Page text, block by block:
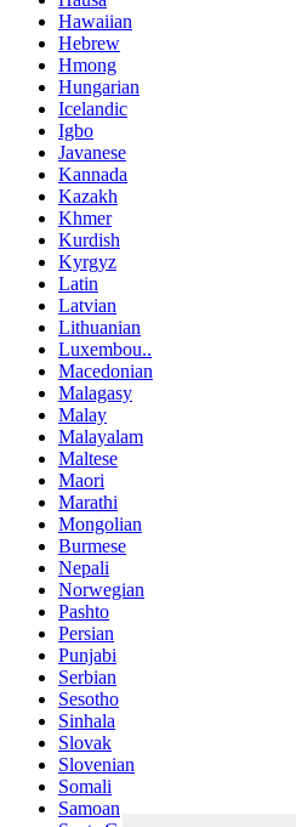
Hawaiian
Hebrew
Hmong
Hungarian
Icelandic
Igbo
Javanese
Kannada
Kazakh
Khmer
Kurdish
Kyrgyz
Latin
Latvian
Lithuanian
Luxembou..
Macedonian
Malagasy
Malay
Malayalam
Maltese
Maori
Marathi
Mongolian
Burmese
Nepali
Norwegian
Pashto
Persian
Punjabi
Serbian
Sesotho
Sinhala
Slovak
Slovenian
Somali
Samoan